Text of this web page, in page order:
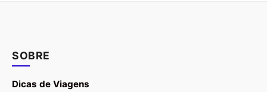
SOBRE
Dicas de Viagens